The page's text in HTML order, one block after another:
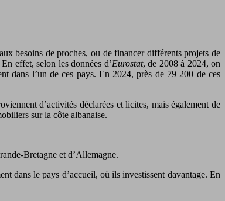
besoins de proches, ou de financer différents projets de
effet, selon les données d’Eurostat, de 2008 à 2024, on
dans l’un de ces pays. En 2024, près de 79 200 de ces
d’activités déclarées et licites, mais également de
sur la côte albanaise.
Bretagne et d’Allemagne.
dans le pays d’accueil, où ils investissent davantage. En